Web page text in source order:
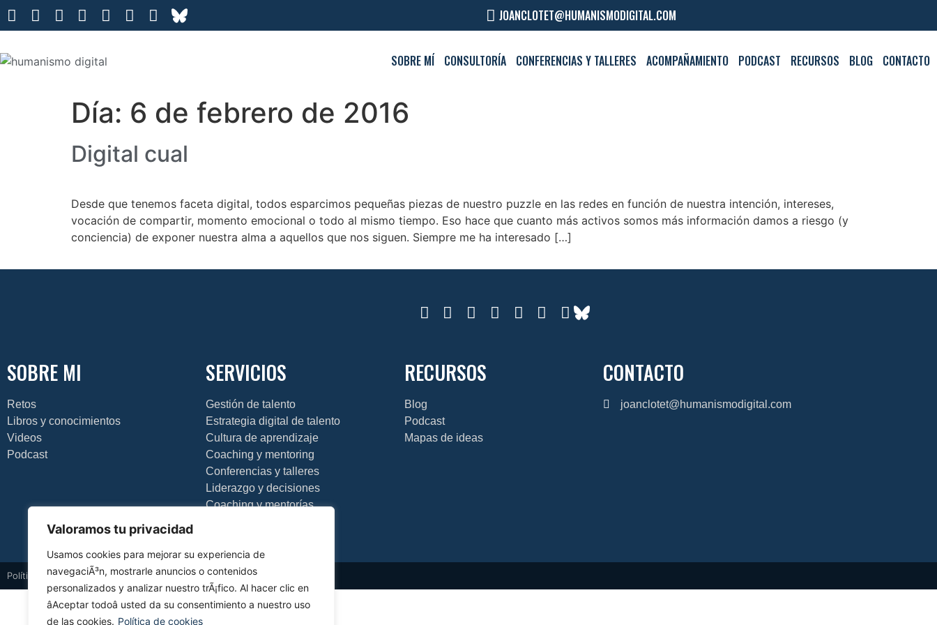
Valoramos tu privacidad
Usamos cookies para mejorar su experiencia de
navegaciÃ³n, mostrarle anuncios o contenidos
personalizados y analizar nuestro trÃ¡fico. Al hacer clic en
âAceptar todoâ usted da su consentimiento a nuestro uso
de las cookies. Política de cookies
JOANCLOTET@HUMANISMODIGITAL.COM
SOBRE MÍ CONSULTORÍA CONFERENCIAS Y TALLERES ACOMPAÑAMIENTO PODCAST RECURSOS BLOG CONTACTO
Día: 6 de febrero de 2016
Digital cual
Desde que tenemos faceta digital, todos esparcimos pequeñas piezas de nuestro puzzle en las redes en función de nuestra intención, intereses,
vocación de compartir, momento emocional o todo al mismo tiempo. Eso hace que cuanto más activos somos más información damos a riesgo (y
conciencia) de exponer nuestra alma a aquellos que nos siguen. Siempre me ha interesado […]
SOBRE MI
Retos
Libros y conocimientos
Videos
Podcast
SERVICIOS
Gestión de talento
Estrategia digital de talento
Cultura de aprendizaje
Coaching y mentoring
Conferencias y talleres
Liderazgo y decisiones
Coaching y mentorías
RECURSOS
Blog
Podcast
Mapas de ideas
CONTACTO
joanclotet@humanismodigital.com
Política de privacidad Política de cookiesAviso legalDiseño web